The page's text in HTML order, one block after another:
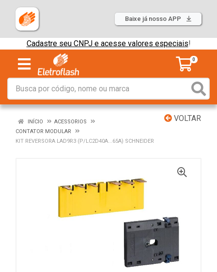
Baixe já nosso APP
Cadastre seu CNPJ e acesse valores especiais!
0
VOLTAR
INÍCIO
ACESSORIOS
CONTATOR MODULAR
KIT REVERSORA LAD9R3 (P/LC2D40A...65A) SCHNEIDER